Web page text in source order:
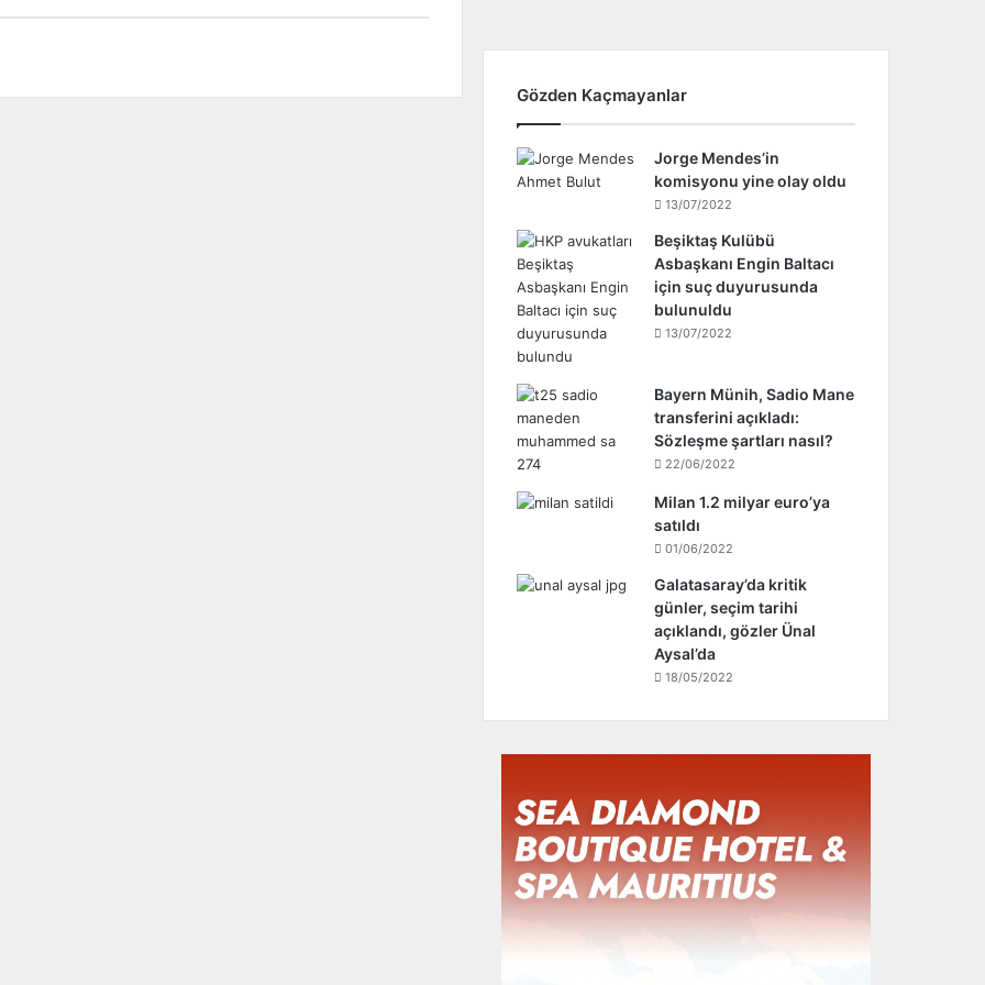
Gözden Kaçmayanlar
Jorge Mendes’in
komisyonu yine olay oldu
13/07/2022
Beşiktaş Kulübü
Asbaşkanı Engin Baltacı
için suç duyurusunda
bulunuldu
13/07/2022
Bayern Münih, Sadio Mane
transferini açıkladı:
Sözleşme şartları nasıl?
22/06/2022
Milan 1.2 milyar euro’ya
satıldı
01/06/2022
Galatasaray’da kritik
günler, seçim tarihi
açıklandı, gözler Ünal
Aysal’da
18/05/2022